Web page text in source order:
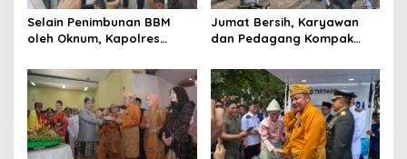
Selain Penimbunan BBM
oleh Oknum, Kapolres
Kurang, Pertamina Patra
Niaga Bungkam
Jumat Bersih, Karyawan
dan Pedagang Kompak
Lama